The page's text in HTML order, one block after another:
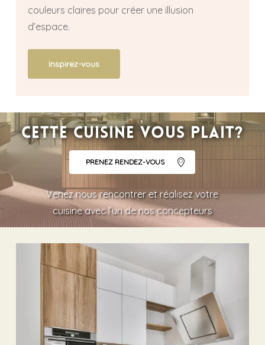
couleurs claires pour créer une illusion
d’espace.
Inspirez-vous
Cette cuisine vous plait?
PRENEZ RENDEZ-VOUS
Venez nous rencontrer et réalisez votre
cuisine avec l’un de nos concepteurs